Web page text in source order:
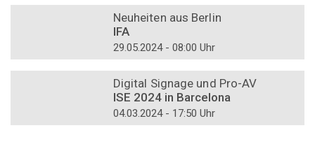
Neuheiten aus Berlin
IFA
29.05.2024 - 08:00 Uhr
Digital Signage und Pro-AV
ISE 2024 in Barcelona
04.03.2024 - 17:50 Uhr